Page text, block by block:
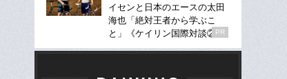
イセンと日本のエースの太田
海也「絶対王者から学ぶこ
と」《ケイリン国際対談②》
PR